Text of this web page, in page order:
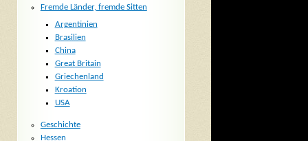
Fremde Länder, fremde Sitten
Argentinien
Brasilien
China
Great Britain
Griechenland
Kroation
USA
Geschichte
Hessen